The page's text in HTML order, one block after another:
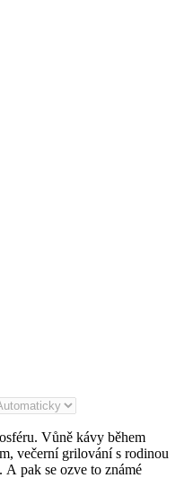
Vůně kávy během
večerní grilování s rodinou
A pak se ozve to známé